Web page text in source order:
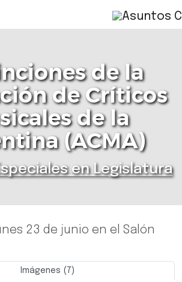
de la
de Críticos
de la
(ACMA)
en Legislatura
23 de junio en el Salón
Imágenes (7)